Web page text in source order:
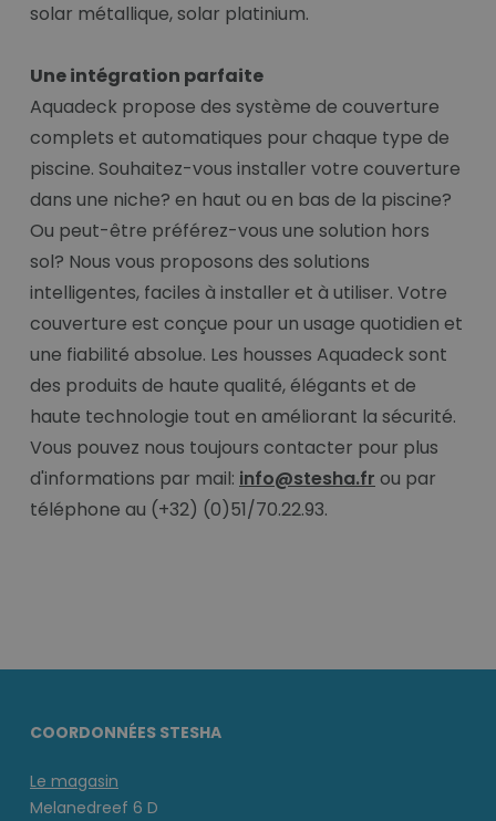
solar métallique, solar platinium.
Une intégration parfaite
Aquadeck propose des système de couverture
complets et automatiques pour chaque type de
piscine. Souhaitez-vous installer votre couverture
dans une niche? en haut ou en bas de la piscine?
Ou peut-être préférez-vous une solution hors
sol? Nous vous proposons des solutions
intelligentes, faciles à installer et à utiliser. Votre
couverture est conçue pour un usage quotidien et
une fiabilité absolue. Les housses Aquadeck sont
des produits de haute qualité, élégants et de
haute technologie tout en améliorant la sécurité.
Vous pouvez nous toujours contacter pour plus
d'informations par mail: info@stesha.fr ou par
téléphone au (+32) (0)51/70.22.93.
COORDONNÉES STESHA
Le magasin
Melanedreef 6 D